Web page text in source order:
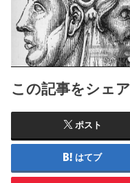
この記事をシェ
ポスト
はてブ